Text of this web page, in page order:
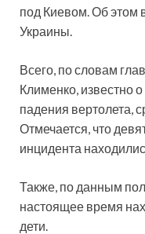
под Киевом. Об этом
Украины.
Всего, по словам
Клименко, известно
падения вертолета,
Отмечается, что
инцидента
Также, по данным
настоящее время
дети.